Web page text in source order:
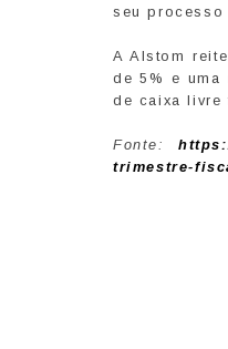
seu processo
A Alstom
de 5% e uma
de caixa livre
Fonte:
trimestre-